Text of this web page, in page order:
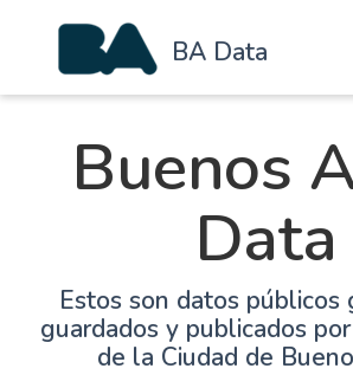
BA Data
Buenos
Data
Estos son datos públicos
guardados y publicados
de la Ciudad de